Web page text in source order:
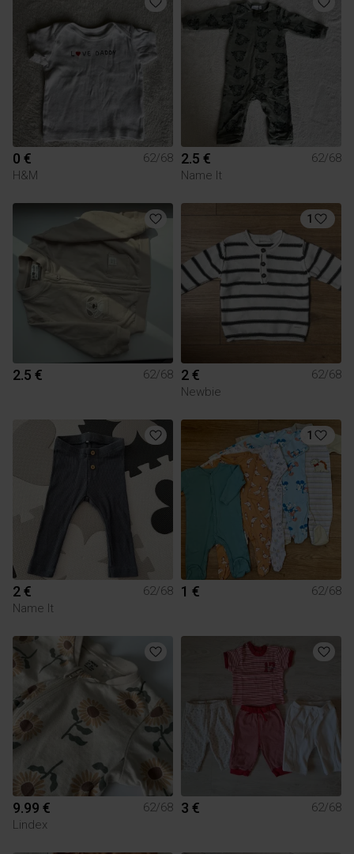
0 €
62/68
H&M
2.5 €
62/68
Name It
2.5 € 62/68
1
2 €
62/68
Newbie
2 €
62/68
Name It
1
1 € 62/68
9.99 €
62/68
Lindex
3 € 62/68